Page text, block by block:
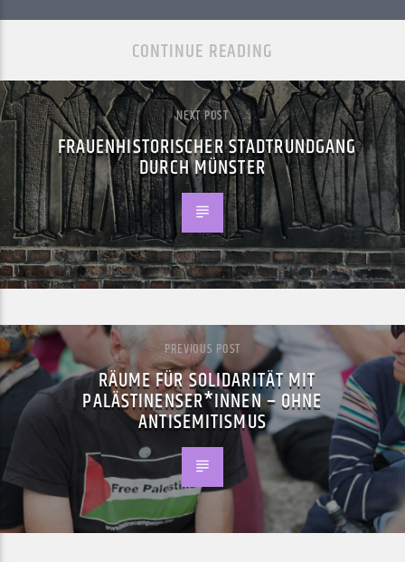
CONTINUE READING
NEXT POST
FRAUENHISTORISCHER STADTRUNDGANG
DURCH MÜNSTER
PREVIOUS POST
RÄUME FÜR SOLIDARITÄT MIT
PALÄSTINENSER*INNEN – OHNE
ANTISEMITISMUS